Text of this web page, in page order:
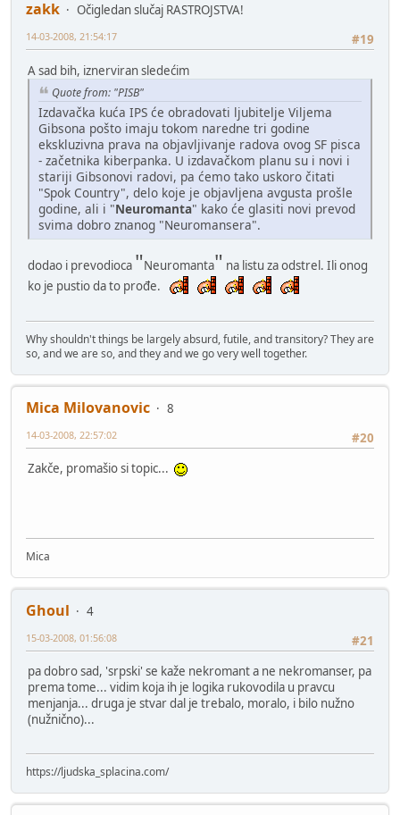
zakk
Očigledan slučaj RASTROJSTVA!
#19
14-03-2008, 21:54:17
A sad bih, iznerviran sledećim
Quote from: "PISB"
Izdavačka kuća IPS će obradovati ljubitelje Viljema
Gibsona pošto imaju tokom naredne tri godine
ekskluzivna prava na objavljivanje radova ovog SF pisca
- začetnika kiberpanka. U izdavačkom planu su i novi i
stariji Gibsonovi radovi, pa ćemo tako uskoro čitati
"Spok Country", delo koje je objavljena avgusta prošle
godine, ali i "Neuromanta" kako će glasiti novi prevod
svima dobro znanog "Neuromansera".
dodao i prevodioca "Neuromanta" na listu za odstrel. Ili onog
ko je pustio da to prođe.
Why shouldn't things be largely absurd, futile, and transitory? They are
so, and we are so, and they and we go very well together.
Mica Milovanovic
8
#20
14-03-2008, 22:57:02
Zakče, promašio si topic...
Mica
Ghoul
4
#21
15-03-2008, 01:56:08
pa dobro sad, 'srpski' se kaže nekromant a ne nekromanser, pa
prema tome... vidim koja ih je logika rukovodila u pravcu
menjanja... druga je stvar dal je trebalo, moralo, i bilo nužno
(nužnično)...
https://ljudska_splacina.com/